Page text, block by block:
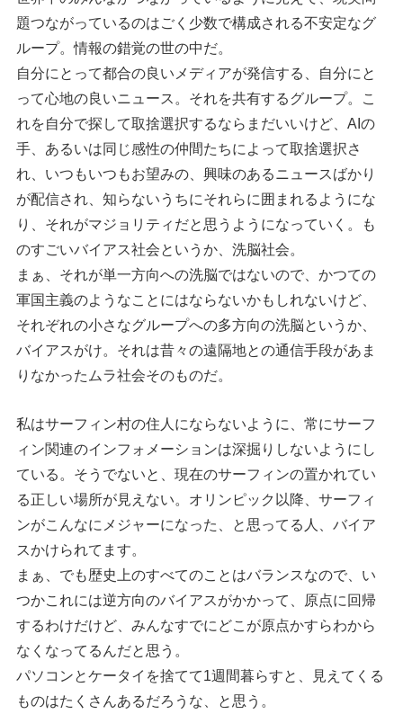
題つながっているのはごく少数で構成される不安定なグ
ループ。情報の錯覚の世の中だ。
自分にとって都合の良いメディアが発信する、自分にと
って心地の良いニュース。それを共有するグループ。こ
れを自分で探して取捨選択するならまだいいけど、AIの
手、あるいは同じ感性の仲間たちによって取捨選択さ
れ、いつもいつもお望みの、興味のあるニュースばかり
が配信され、知らないうちにそれらに囲まれるようにな
り、それがマジョリティだと思うようになっていく。も
のすごいバイアス社会というか、洗脳社会。
まぁ、それが単一方向への洗脳ではないので、かつての
軍国主義のようなことにはならないかもしれないけど、
それぞれの小さなグループへの多方向の洗脳というか、
バイアスがけ。それは昔々の遠隔地との通信手段があま
りなかったムラ社会そのものだ。
私はサーフィン村の住人にならないように、常にサーフ
ィン関連のインフォメーションは深掘りしないようにし
ている。そうでないと、現在のサーフィンの置かれてい
る正しい場所が見えない。オリンピック以降、サーフィ
ンがこんなにメジャーになった、と思ってる人、バイア
スかけられてます。
まぁ、でも歴史上のすべてのことはバランスなので、い
つかこれには逆方向のバイアスがかかって、原点に回帰
するわけだけど、みんなすでにどこが原点かすらわから
なくなってるんだと思う。
パソコンとケータイを捨てて1週間暮らすと、見えてくる
ものはたくさんあるだろうな、と思う。